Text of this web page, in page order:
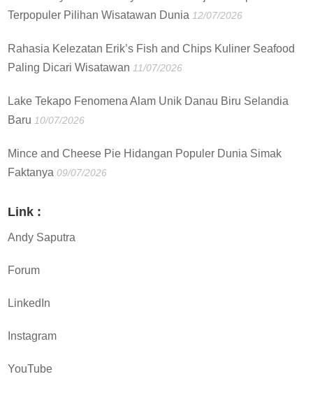
Terpopuler Pilihan Wisatawan Dunia 12/07/2026
Rahasia Kelezatan Erik’s Fish and Chips Kuliner Seafood
Paling Dicari Wisatawan 11/07/2026
Lake Tekapo Fenomena Alam Unik Danau Biru Selandia
Baru 10/07/2026
Mince and Cheese Pie Hidangan Populer Dunia Simak
Faktanya 09/07/2026
Link :
Andy Saputra
Forum
LinkedIn
Instagram
YouTube